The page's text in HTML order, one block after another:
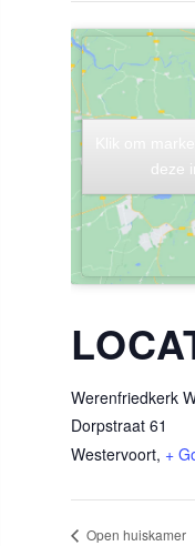
Werenfriedkerk
Dorpstraat 61
Westervoort, +
deze
deze
Open huiskamer